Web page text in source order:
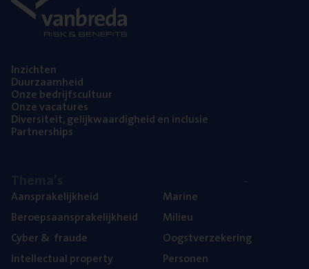
Inzich­ten
Duur­zaam­heid
Onze bedrijfs­cul­tuur
Onze vaca­tu­res
Diver­si­teit, gelijk­waar­dig­heid en inclusie
Part­ner­ships
Aan­spra­ke­lijk­heid
Beroeps­aan­spra­ke­lijk­heid
Cyber& fraude
Intel­lec­tu­al property
Mari­ne
Mili­eu
Oogst­ver­ze­ke­ring
Per­so­nen